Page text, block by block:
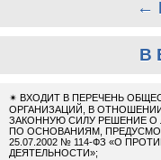
←
В
✴ ВХОДИТ В ПЕРЕЧЕНЬ
ОРГАНИЗАЦИЙ, В
ЗАКОННУЮ СИЛУ РЕШЕНИЕ О
ПО ОСНОВАНИЯМ,
25.07.2002 № 114-ФЗ «О
ДЕЯТЕЛЬНОСТИ»;